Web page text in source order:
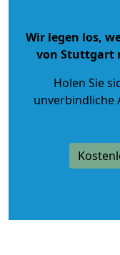
Wir legen los,
von Stuttgart
Holen Sie
unverbindliche